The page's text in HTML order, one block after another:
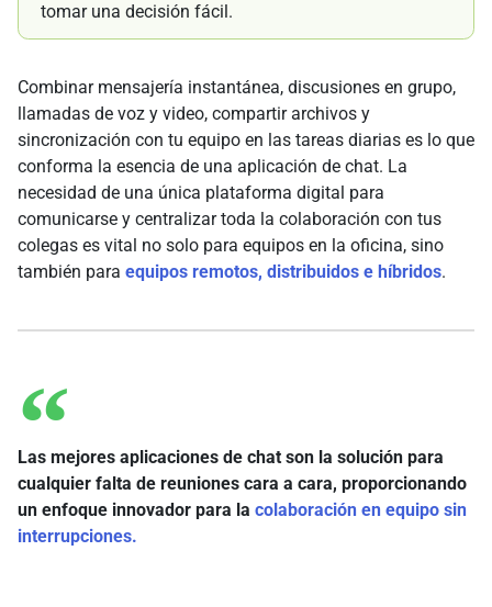
tomar una decisión fácil.
Combinar mensajería instantánea, discusiones en grupo,
llamadas de voz y video, compartir archivos y
sincronización con tu equipo en las tareas diarias es lo que
conforma la esencia de una aplicación de chat. La
necesidad de una única plataforma digital para
comunicarse y centralizar toda la colaboración con tus
colegas es vital no solo para equipos en la oficina, sino
también para equipos remotos, distribuidos e híbridos.
Las mejores aplicaciones de chat son la solución para
cualquier falta de reuniones cara a cara, proporcionando
un enfoque innovador para la colaboración en equipo sin
interrupciones.